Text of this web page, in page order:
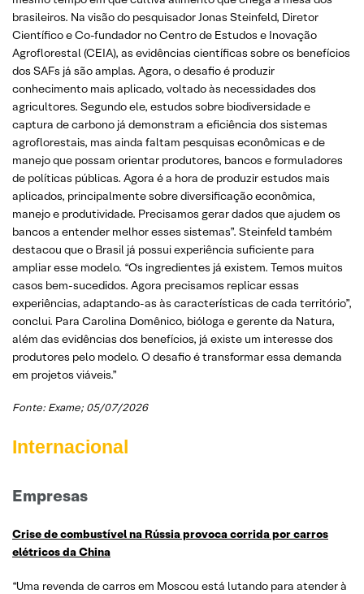
brasileiros. Na visão do pesquisador Jonas Steinfeld, Diretor
Científico e Co-fundador no Centro de Estudos e Inovação
Agroflorestal (CEIA), as evidências científicas sobre os benefícios
dos SAFs já são amplas. Agora, o desafio é produzir
conhecimento mais aplicado, voltado às necessidades dos
agricultores. Segundo ele, estudos sobre biodiversidade e
captura de carbono já demonstram a eficiência dos sistemas
agroflorestais, mas ainda faltam pesquisas econômicas e de
manejo que possam orientar produtores, bancos e formuladores
de políticas públicas. Agora é a hora de produzir estudos mais
aplicados, principalmente sobre diversificação econômica,
manejo e produtividade. Precisamos gerar dados que ajudem os
bancos a entender melhor esses sistemas”. Steinfeld também
destacou que o Brasil já possui experiência suficiente para
ampliar esse modelo. “Os ingredientes já existem. Temos muitos
casos bem-sucedidos. Agora precisamos replicar essas
experiências, adaptando-as às características de cada território”,
conclui. Para Carolina Domênico, bióloga e gerente da Natura,
além das evidências dos benefícios, já existe um interesse dos
produtores pelo modelo. O desafio é transformar essa demanda
em projetos viáveis.”
Fonte: Exame; 05/07/2026
Internacional
Empresas
Crise de combustível na Rússia provoca corrida por carros
elétricos da China
“Uma revenda de carros em Moscou está lutando para atender à